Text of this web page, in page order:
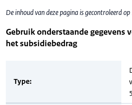
De inhoud van deze pagina is gecontroleerd
Gebruik onderstaande gegevens
het subsidiebedrag
Type: